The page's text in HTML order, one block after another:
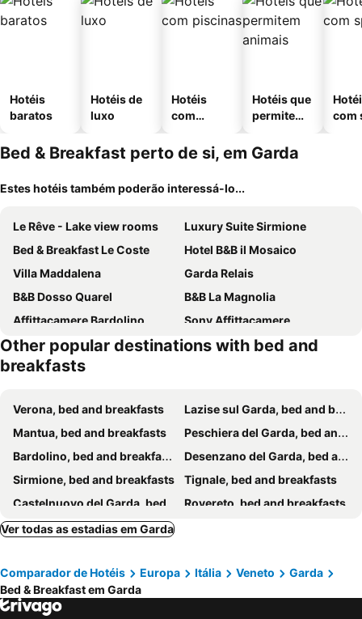
Hotéis
baratos
Hotéis de
luxo
Hotéis
com
Hotéis que
permitem
com
Bed & Breakfast perto de si, em Garda
Estes hotéis também poderão interessá-lo...
Le Rêve - Lake view rooms
Luxury Suite Sirmione
Bed & Breakfast Le Coste
Hotel B&B il Mosaico
Villa Maddalena
Garda Relais
B&B Dosso Quarel
B&B La Magnolia
Affittacamere Bardolino
Sony Affittacamere
La maison delle favole
La Lanterna
Ca' Marognole
La Grande Casa Valpolicella
IRIDES ROOMS a un passo dai Parchi Divertimento
B&B GARDA IN
B&B Antico Borgo
Agriturismo Il Barone
Harmony Sirmione
Camere America B&b
Gardaworld Oasis
Rooms Il Punto
InGarda Rooms
Sweet House Only Rooms
B&B Il Poggio
Paradiso degli Ulivi B&B
A Casa Di Mìnola
B&B Villa Lina
Other popular destinations with bed and
breakfasts
Verona, bed and breakfasts
Lazise sul Garda, bed and breakfasts
Mantua, bed and breakfasts
Peschiera del Garda, bed and breakfasts
Bardolino, bed and breakfasts
Desenzano del Garda, bed and breakfasts
Sirmione, bed and breakfasts
Tignale, bed and breakfasts
Castelnuovo del Garda, bed and breakfasts
Rovereto, bed and breakfasts
Riva del Garda, bed and breakfasts
Rodigo, bed and breakfasts
Lonato del Garda, bed and breakfasts
Toscolano Maderno, bed and breakfasts
Ledro, bed and breakfasts
Ver todas as estadias em Garda
Comparador de Hotéis Europa Itália Veneto
Garda
Bed & Breakfast em Garda